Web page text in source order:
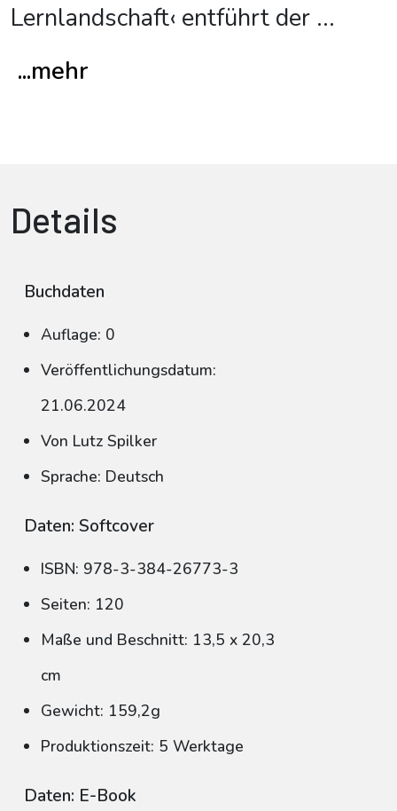
Lernlandschaft‹ entführt der ...
...mehr
Details
Buchdaten
Auflage: 0
Veröffentlichungsdatum:
21.06.2024
Von Lutz Spilker
Sprache: Deutsch
Daten: Softcover
ISBN: 978-3-384-26773-3
Seiten: 120
Maße und Beschnitt: 13,5 x 20,3
cm
Gewicht: 159,2g
Produktionszeit: 5 Werktage
Daten: E-Book